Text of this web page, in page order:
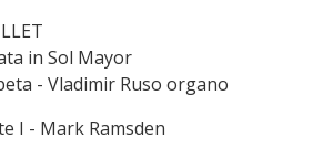
in Sol Mayor
- Vladimir Ruso organo
I - Mark Ramsden